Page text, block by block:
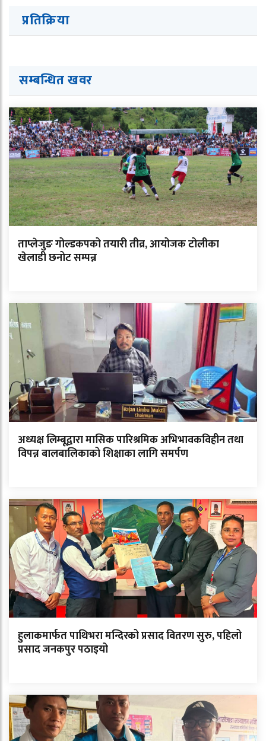
प्रतिक्रिया
सम्बन्धित खवर
ताप्लेजुङ गोल्डकपको तयारी तीव्र, आयोजक टोलीका
खेलाडी छनोट सम्पन्न
अध्यक्ष लिम्बूद्वारा मासिक पारिश्रमिक अभिभावकविहीन तथा
विपन्न बालबालिकाको शिक्षाका लागि समर्पण
हुलाकमार्फत पाथिभरा मन्दिरको प्रसाद वितरण सुरु, पहिलो
प्रसाद जनकपुर पठाइयो